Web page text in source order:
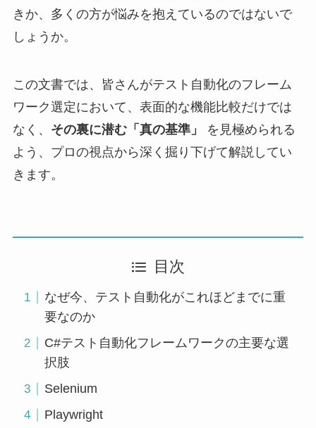
きか、多くの方が悩みを抱えているのではないで
しょうか。
この文書では、皆さんがテスト自動化のフレーム
ワーク選定において、表面的な機能比較だけでは
なく、 その裏に潜む「真の基準」
を見極められる
よう、プロの視点から深く掘り下げて解説してい
きます。
目次
なぜ今、テスト自動化がこれほどまでに重
要なのか
C#テスト自動化フレームワークの主要な選
択肢
Selenium
Playwright